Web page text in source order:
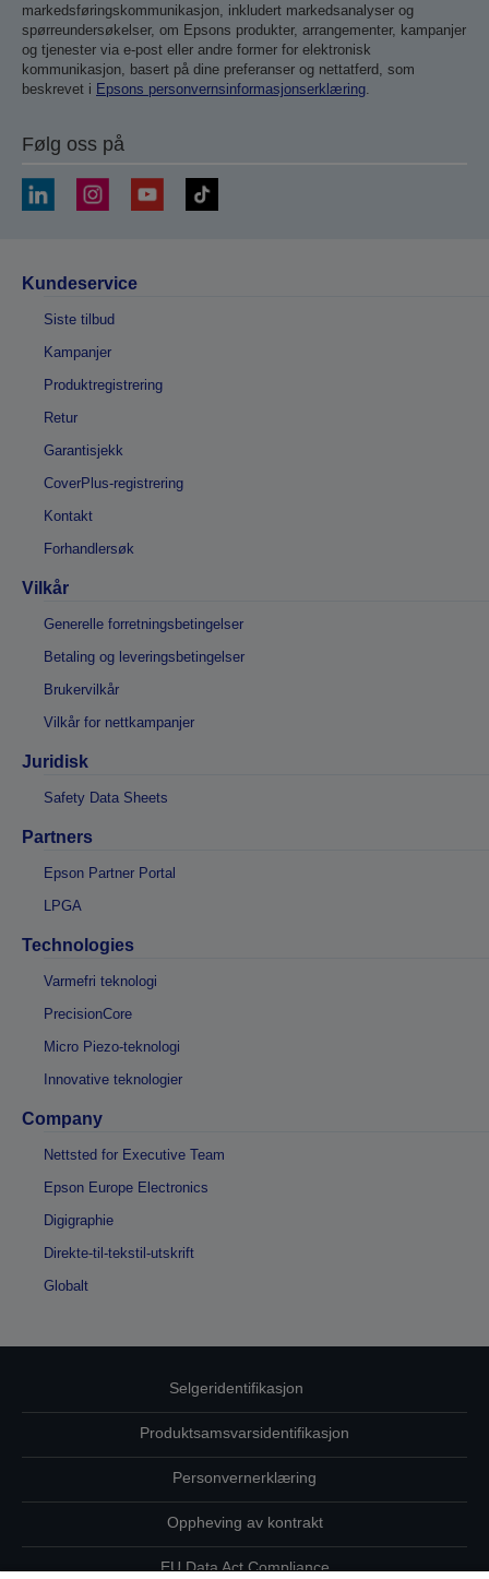
markedsføringskommunikasjon, inkludert markedsanalyser og
spørreundersøkelser, om Epsons produkter, arrangementer, kampanjer
og tjenester via e-post eller andre former for elektronisk
kommunikasjon, basert på dine preferanser og nettatferd, som
beskrevet i Epsons personvernsinformasjonserklæring
Følg oss på
Kundeservice
Siste tilbud
Kampanjer
Produktregistrering
Retur
Garantisjekk
CoverPlus-registrering
Kontakt
Forhandlersøk
Vilkår
Generelle forretningsbetingelser
Betaling og leveringsbetingelser
Brukervilkår
Vilkår for nettkampanjer
Juridisk
Safety Data Sheets
Partners
Epson Partner Portal
LPGA
Technologies
Varmefri teknologi
PrecisionCore
Micro Piezo-teknologi
Innovative teknologier
Company
Nettsted for Executive Team
Epson Europe Electronics
Digigraphie
Direkte-til-tekstil-utskrift
Globalt
Selgeridentifikasjon
Produktsamsvarsidentifikasjon
Personvernerklæring
Oppheving av kontrakt
EU Data Act Compliance